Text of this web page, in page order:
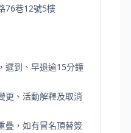
76巷12號5樓
遲到、早退逾15分鐘
更、活動解釋及取消
疊，如有冒名頂替簽